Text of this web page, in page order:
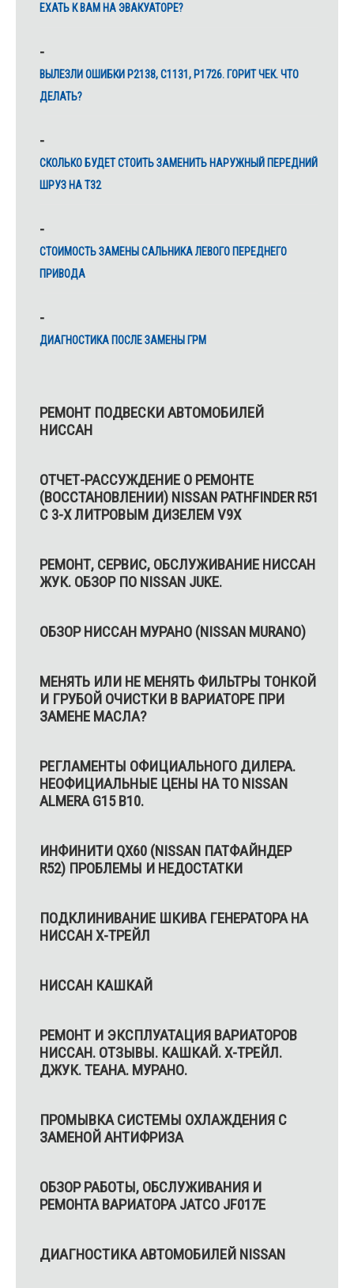
ЕХАТЬ К ВАМ НА ЭВАКУАТОРЕ?
ВЫЛЕЗЛИ ОШИБКИ Р2138, С1131, Р1726. ГОРИТ ЧЕК. ЧТО
ДЕЛАТЬ?
СКОЛЬКО БУДЕТ СТОИТЬ ЗАМЕНИТЬ НАРУЖНЫЙ ПЕРЕДНИЙ
ШРУЗ НА Т32
CТОИМОСТЬ ЗАМЕНЫ САЛЬНИКА ЛЕВОГО ПЕРЕДНЕГО
ПРИВОДА
ДИАГНОСТИКА ПОСЛЕ ЗАМЕНЫ ГРМ
РЕМОНТ ПОДВЕСКИ АВТОМОБИЛЕЙ
НИССАН
ОТЧЕТ-РАССУЖДЕНИЕ О РЕМОНТЕ
(ВОССТАНОВЛЕНИИ) NISSAN PATHFINDER R51
C 3-Х ЛИТРОВЫМ ДИЗЕЛЕМ V9X
РЕМОНТ, CЕРВИС, ОБСЛУЖИВАНИЕ НИССАН
ЖУК. ОБЗОР ПО NISSAN JUKE.
ОБЗОР НИССАН МУРАНО (NISSAN MURANO)
МЕНЯТЬ ИЛИ НЕ МЕНЯТЬ ФИЛЬТРЫ ТОНКОЙ
И ГРУБОЙ ОЧИСТКИ В ВАРИАТОРЕ ПРИ
ЗАМЕНЕ МАСЛА?
РЕГЛАМЕНТЫ ОФИЦИАЛЬНОГО ДИЛЕРА.
НЕОФИЦИАЛЬНЫЕ ЦЕНЫ НА ТО NISSAN
ALMERA G15 B10.
ИНФИНИТИ QX60 (NISSAN ПАТФАЙНДЕР
R52) ПРОБЛЕМЫ И НЕДОСТАТКИ
ПОДКЛИНИВАНИЕ ШКИВА ГЕНЕРАТОРА НА
НИССАН X-ТРЕЙЛ
НИССАН КАШКАЙ
РЕМОНТ И ЭКСПЛУАТАЦИЯ ВАРИАТОРОВ
НИССАН. ОТЗЫВЫ. КАШКАЙ. Х-ТРЕЙЛ.
ДЖУК. ТЕАНА. МУРАНО.
ПРОМЫВКА СИСТЕМЫ ОХЛАЖДЕНИЯ С
ЗАМЕНОЙ АНТИФРИЗА
ОБЗОР РАБОТЫ, ОБСЛУЖИВАНИЯ И
РЕМОНТА ВАРИАТОРА JATCO JF017E
ДИАГНОСТИКА АВТОМОБИЛЕЙ NISSAN